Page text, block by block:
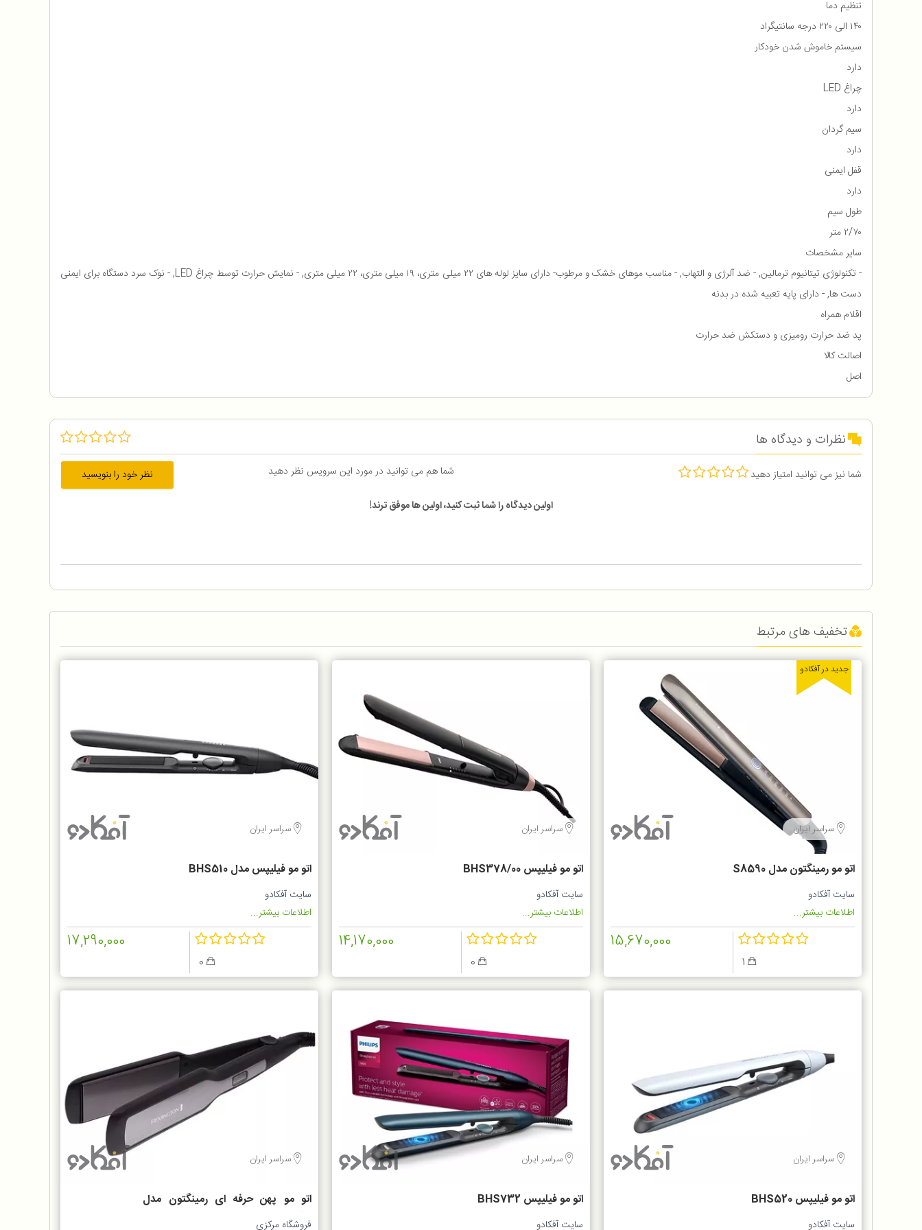
تنظیم دما
۱۴۰ الی ۲۲۰ درجه سانتیگراد
سیستم خاموش شدن خودکار
دارد
چراغ LED
دارد
سیم گردان
دارد
قفل ایمنی
دارد
طول سیم
۲/۷۰ متر
سایر مشخصات
- تکنولوژی تیتانیوم ترمالین, - ضد آلرژی و التهاب, - مناسب موهای خشک و مرطوب- دارای سایز لوله های ۲۲ میلی متری، ۱۹ میلی متری، ۲۲ میلی متری, - نمایش حرارت توسط چراغ LED, - نوک سرد دستگاه برای ایمنی
دست ها, - دارای پایه تعبیه شده در بدنه
اقلام همراه
پد ضد حرارت رومیزی و دستکش ضد حرارت
اصالت کالا
اصل
نظرات و دیدگاه ها
شما نیز می توانید امتیاز دهید شما هم می توانید در مورد این سرویس نظر دهید
نظر خود را بنویسید
اولین دیدگاه را شما ثبت کنید، اولین ها موفق ترند!
تخفیف های مرتبط
جدید در آفکادو
سراسر ایران
اتو مو رمینگتون مدل S8590
سایت آفکادو
اطلاعات بیشتر...
15,670,000
سراسر ایران
اتو مو فیلیپس BHS378/00
سایت آفکادو
اطلاعات بیشتر...
14,170,000
سراسر ایران
اتو مو فیلیپس مدل BHS510
سایت آفکادو
اطلاعات بیشتر...
17,290,000
سراسر ایران
اتو مو فیلیپس BHS520
سایت آفکادو
سراسر ایران
اتو مو فیلیپس BHS732
سایت آفکادو
سراسر ایران
اتو مو پهن حرفه ای رمینگتون مدل
S5525
فروشگاه مرکزی